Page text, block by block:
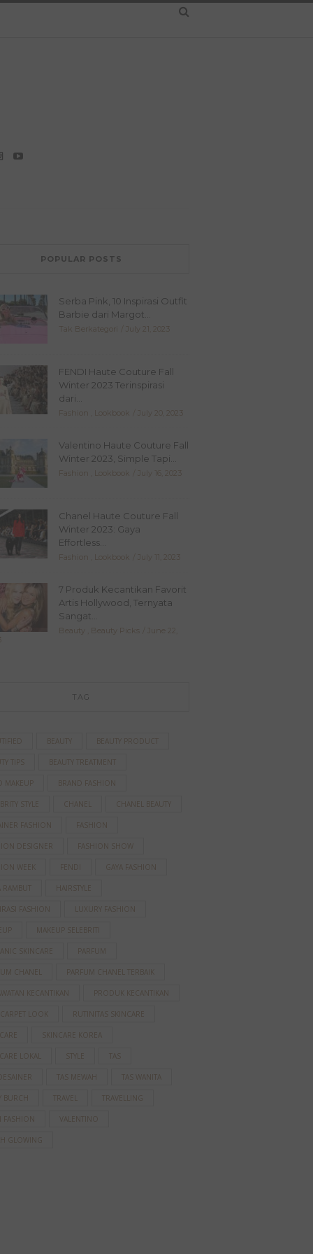
POPULAR POSTS
Serba Pink, 10 Inspirasi Outfit
Barbie dari Margot...
Tak Berkategori July 21, 2023
FENDI Haute Couture Fall
Winter 2023 Terinspirasi
dari...
Fashion Lookbook July 20, 2023
Valentino Haute Couture Fall
Winter 2023, Simple Tapi...
Fashion Lookbook July 16, 2023
Chanel Haute Couture Fall
Winter 2023: Gaya
Effortless...
Fashion Lookbook July 11, 2023
7 Produk Kecantikan Favorit
Artis Hollywood, Ternyata
Sangat...
Beauty Beauty Picks
June 22,
TAG
BEAUTY BEAUTY PRODUCT
TIPS BEAUTY TREATMENT
MAKEUP BRAND FASHION
STYLE CHANEL CHANEL BEAUTY
FASHION FASHION
DESIGNER FASHION SHOW
WEEK FENDI GAYA FASHION
RAMBUT HAIRSTYLE
FASHION LUXURY FASHION
MAKEUP SELEBRITI
SKINCARE PARFUM
CHANEL PARFUM CHANEL TERBAIK
KECANTIKAN PRODUK KECANTIKAN
LOOK RUTINITAS SKINCARE
SKINCARE KOREA
LOKAL STYLE TAS
TAS MEWAH TAS WANITA
BURCH TRAVEL TRAVELLING
FASHION VALENTINO
GLOWING